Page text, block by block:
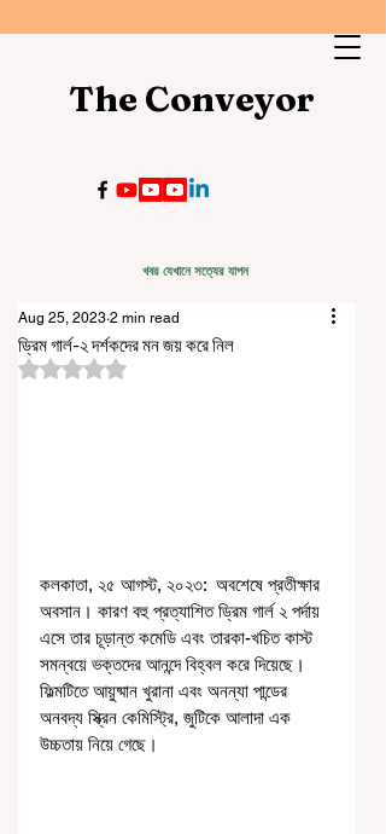
The Conveyor
খবর যেখানে সত্যের যাপন
ড্রিম গার্ল-২ দর্শকদের মন জয় করে নিল
Aug 25, 2023 2 min read
Rated NaN out of 5 stars.
কলকাতা, ২৫ আগস্ট, ২০২৩:  অবশেষে প্রতীক্ষার
অবসান। কারণ বহু প্রত্যাশিত ড্রিম গার্ল ২ পর্দায়
এসে তার চূড়ান্ত কমেডি এবং তারকা-খচিত কাস্ট
সমন্বয়ে ভক্তদের আনন্দে বিহ্বল করে দিয়েছে।
ফিল্মটিতে আয়ুষ্মান খুরানা এবং অনন্যা পান্ডের
অনবদ্য স্ক্রিন কেমিস্ট্রি, জুটিকে আলাদা এক
উচ্চতায় নিয়ে গেছে।